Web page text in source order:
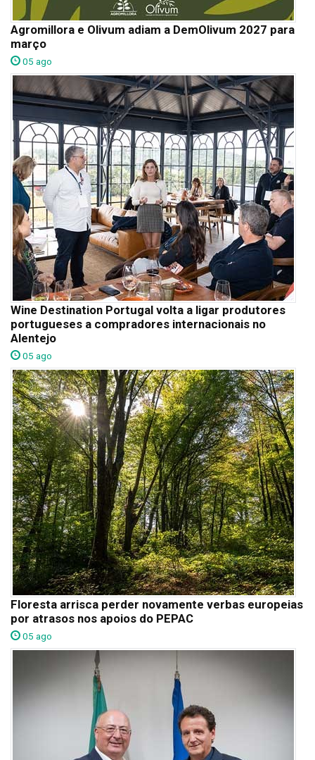
Agromillora e Olivum adiam a DemOlivum 2027 para
março
05 ago
Wine Destination Portugal volta a ligar produtores
portugueses a compradores internacionais no
Alentejo
05 ago
Floresta arrisca perder novamente verbas europeias
por atrasos nos apoios do PEPAC
05 ago